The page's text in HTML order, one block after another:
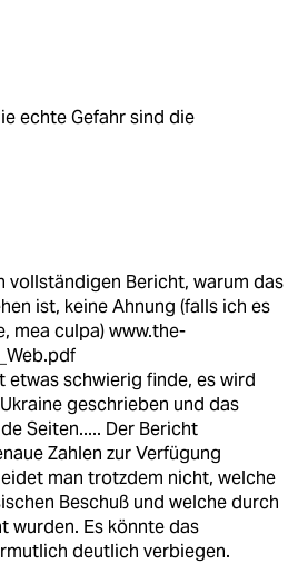
echte Gefahr sind die
vollständigen Bericht, warum das
ist, keine Ahnung (falls ich es
mea culpa)www.the-
etwas schwierig finde, es wird
geschrieben und das
Seiten..... Der Bericht
Zahlen zur Verfügung
man trotzdem nicht, welche
Beschuß und welche durch
wurden. Es könnte das
deutlich verbiegen.